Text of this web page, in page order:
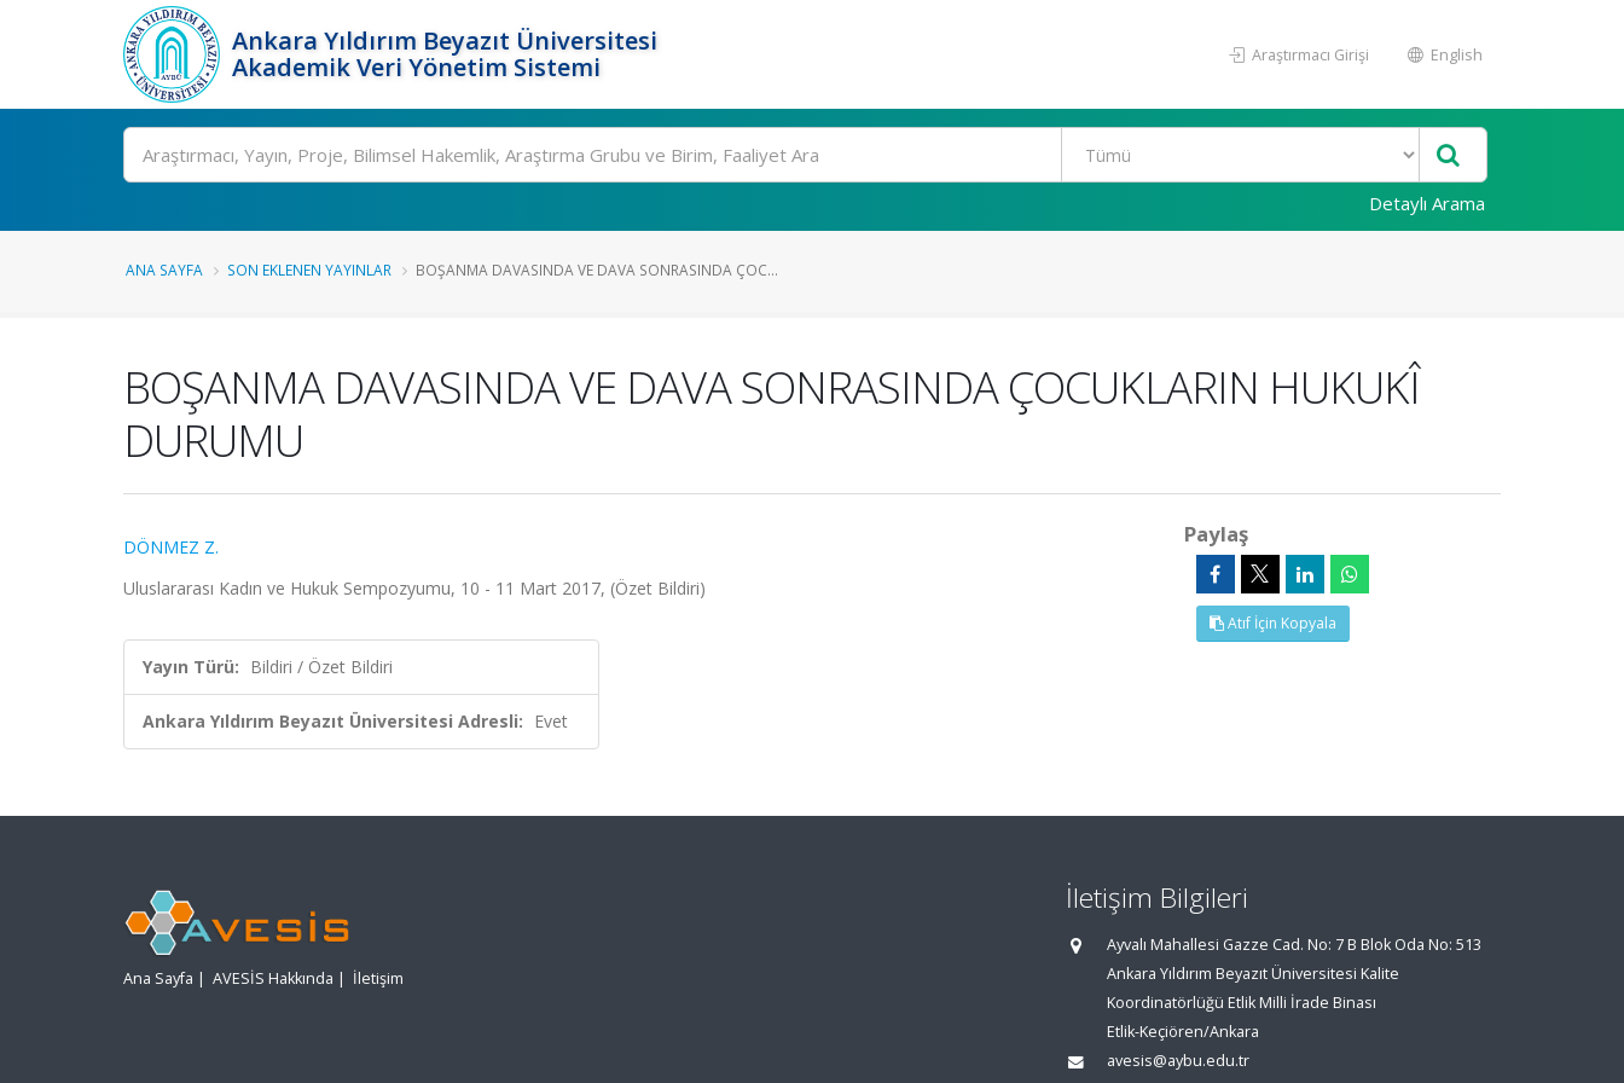
Ankara Yıldırım Beyazıt Üniversitesi
Akademik Veri Yönetim Sistemi
Araştırmacı Girişi English
Ara
Detaylı Arama
ANA SAYFA SON EKLENEN YAYINLAR BOŞANMA DAVASINDA VE DAVA SONRASINDA ÇOC...
BOŞANMA DAVASINDA VE DAVA SONRASINDA ÇOCUKLARIN HUKUKÎ
DURUMU
DÖNMEZ Z.
Uluslararası Kadın ve Hukuk Sempozyumu, 10 - 11 Mart 2017, (Özet Bildiri)
Yayın Türü: Bildiri / Özet Bildiri
Ankara Yıldırım Beyazıt Üniversitesi Adresli: Evet
Paylaş
Atıf İçin Kopyala
Ana Sayfa | AVESİS Hakkında | İletişim
İletişim Bilgileri
Ayvalı Mahallesi Gazze Cad. No: 7 B Blok Oda No: 513
Ankara Yıldırım Beyazıt Üniversitesi Kalite
Koordinatörlüğü Etlik Milli İrade Binası
Etlik-Keçiören/Ankara
avesis@aybu.edu.tr